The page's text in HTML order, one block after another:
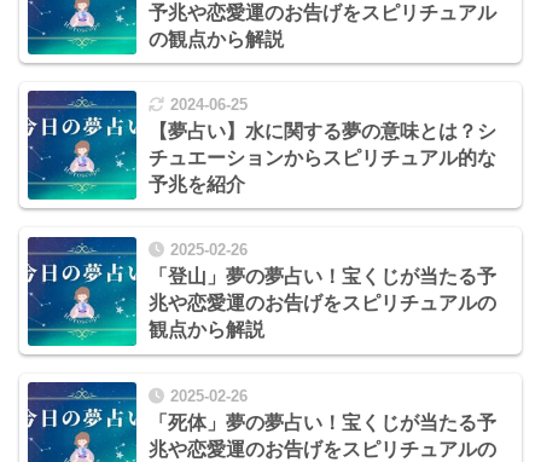
予兆や恋愛運のお告げをスピリチュアル
の観点から解説
2024-06-25
【夢占い】水に関する夢の意味とは？シ
チュエーションからスピリチュアル的な
予兆を紹介
2025-02-26
「登山」夢の夢占い！宝くじが当たる予
兆や恋愛運のお告げをスピリチュアルの
観点から解説
2025-02-26
「死体」夢の夢占い！宝くじが当たる予
兆や恋愛運のお告げをスピリチュアルの